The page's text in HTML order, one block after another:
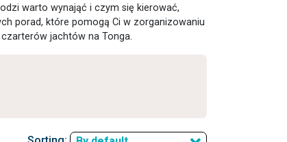
warto wynająć i czym się kierować,
porad, które pomogą Ci w zorganizowaniu
jachtów na Tonga.